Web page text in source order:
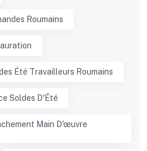
Roumains
Été Travailleurs Roumains
Soldes D'Été
Main D'œuvre